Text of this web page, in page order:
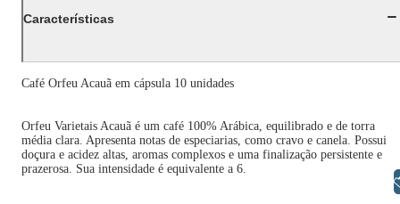
Características
Café Orfeu Acauã em cápsula 10 unidades
Orfeu Varietais Acauã é um café 100% Arábica, equilibrado e de torra
média clara. Apresenta notas de especiarias, como cravo e canela. Possui
doçura e acidez altas, aromas complexos e uma finalização persistente e
prazerosa. Sua intensidade é equivalente a 6.